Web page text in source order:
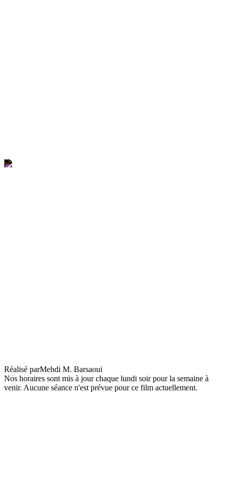
Réalisé parMehdi M. Barsaoui
Nos horaires sont mis à jour chaque lundi soir pour la semaine à
venir. Aucune séance n'est prévue pour ce film actuellement.